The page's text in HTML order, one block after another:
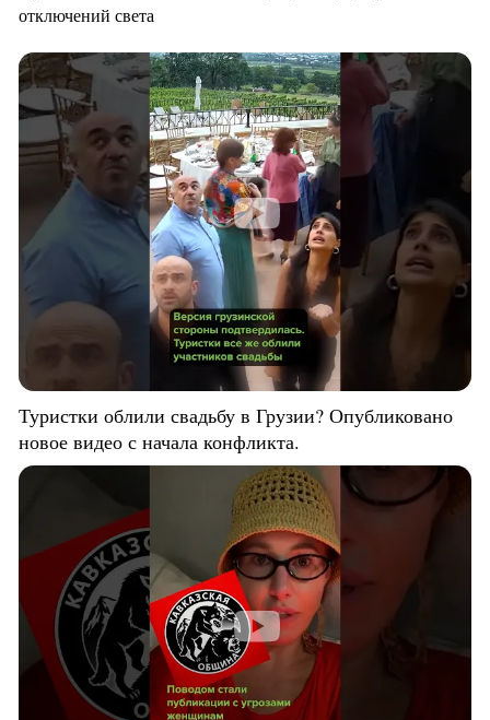
отключений света
Туристки облили свадьбу в Грузии? Опубликовано
новое видео с начала конфликта.